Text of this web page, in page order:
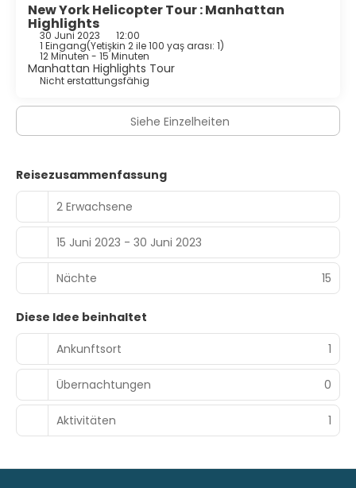
New York Helicopter Tour : Manhattan
Highlights
30 Juni 2023 12:00
1 Eingang(Yetişkin 2 ile 100 yaş arası: 1)
12 Minuten - 15 Minuten
Manhattan Highlights Tour
Nicht erstattungsfähig
Siehe Einzelheiten
Reisezusammenfassung
2 Erwachsene
15 Juni 2023 - 30 Juni 2023
Nächte 15
Diese Idee beinhaltet
Ankunftsort
1
Übernachtungen 0
Aktivitäten 1